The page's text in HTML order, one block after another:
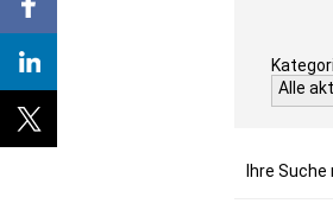
Alle
Ihre Suche